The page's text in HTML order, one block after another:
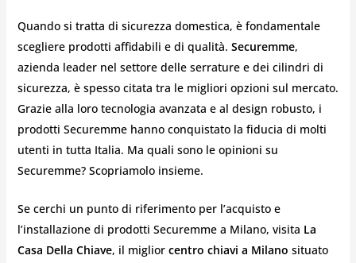
Quando si tratta di sicurezza domestica, è fondamentale
scegliere prodotti affidabili e di qualità. Securemme,
azienda leader nel settore delle serrature e dei cilindri di
sicurezza, è spesso citata tra le migliori opzioni sul mercato.
Grazie alla loro tecnologia avanzata e al design robusto, i
prodotti Securemme hanno conquistato la fiducia di molti
utenti in tutta Italia. Ma quali sono le opinioni su
Securemme? Scopriamolo insieme.
Se cerchi un punto di riferimento per l’acquisto e
l’installazione di prodotti Securemme a Milano, visita La
Casa Della Chiave, il miglior centro chiavi a Milano situato